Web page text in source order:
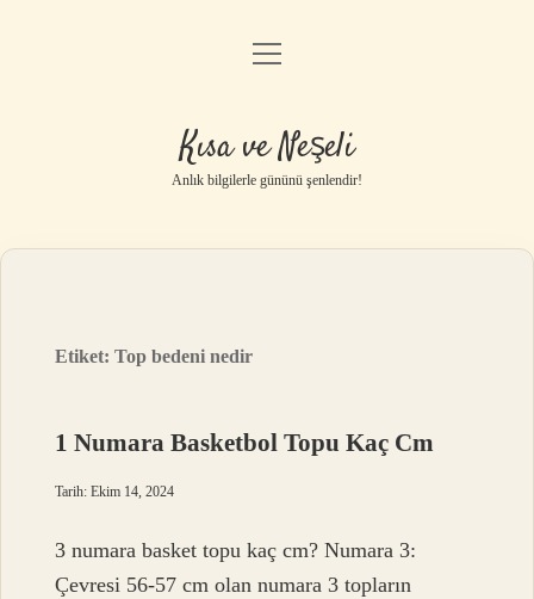
Anasayfa
Yasal Uyarı
menüyü
Kısa ve Neşeli
Anlık bilgilerle gününü şenlendir!
Etiket:Top bedeni nedir
1 Numara Basketbol Topu Kaç Cm
Tarih: Ekim 14, 2024
3 numara basket topu kaç cm? Numara 3:
Çevresi 56-57 cm olan numara 3 topların